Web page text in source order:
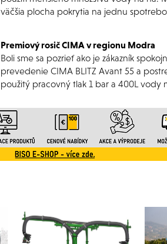
väčšia plocha pokrytia na jednu
Premiový rosič CIMA v regionu Modra
Boli sme sa pozrieť ako je zákazník
prevedenie CIMA BLITZ Avant 55 a
použitý pracovný tlak 1 bar a 400L vody